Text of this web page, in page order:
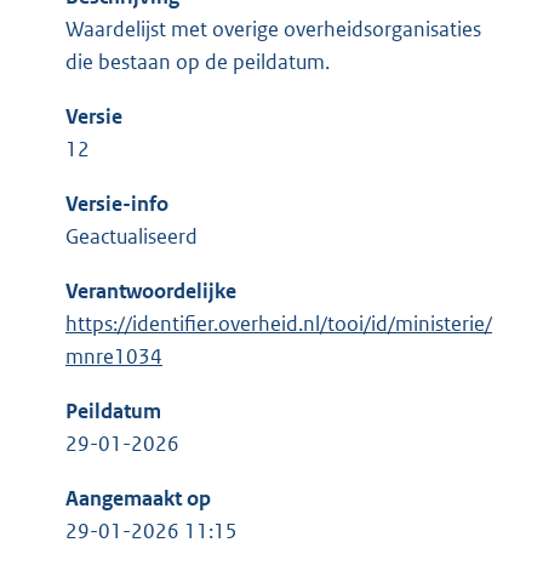
Waardelijst met overige overheidsorganisaties
die bestaan op de peildatum.
Versie
12
Versie-info
Geactualiseerd
Verantwoordelijke
https://identifier.overheid.nl/tooi/id/ministerie/
mnre1034
Peildatum
29-01-2026
Aangemaakt op
29-01-2026 11:15